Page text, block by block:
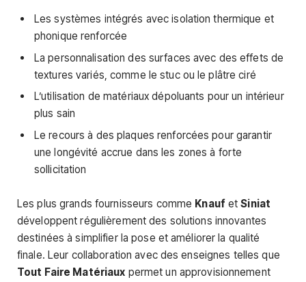
Les systèmes intégrés avec isolation thermique et
phonique renforcée
La personnalisation des surfaces avec des effets de
textures variés, comme le stuc ou le plâtre ciré
L’utilisation de matériaux dépoluants pour un intérieur
plus sain
Le recours à des plaques renforcées pour garantir
une longévité accrue dans les zones à forte
sollicitation
Les plus grands fournisseurs comme KnaufetSiniat
développent régulièrement des solutions innovantes
destinées à simplifier la pose et améliorer la qualité
finale. Leur collaboration avec des enseignes telles que
Tout Faire Matériaux permet un approvisionnement